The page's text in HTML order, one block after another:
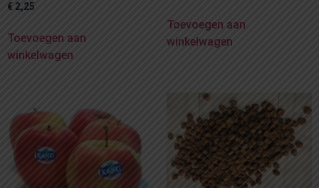
€ 2,25
Toevoegen aan
winkelwagen
Toevoegen aan
winkelwagen